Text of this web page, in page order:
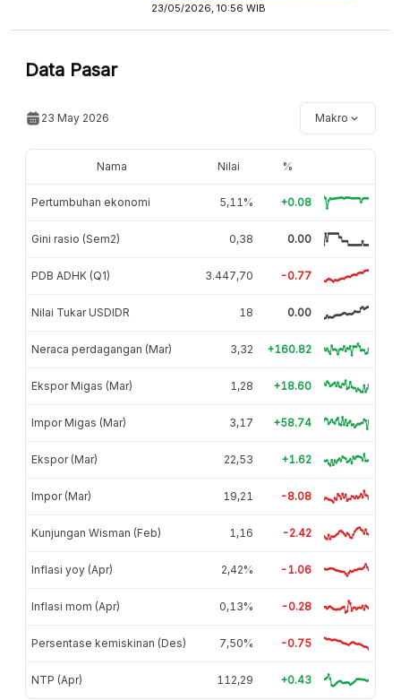
23/05/2026, 10:56 WIB
Data Pasar
23 May 2026 Makro
Nama Nilai %
Pertumbuhan ekonomi 5,11% +0.08
Gini rasio (Sem2) 0,38 0.00
PDB ADHK (Q1) 3.447,70 -0.77
Nilai Tukar USDIDR 18 0.00
Neraca perdagangan (Mar) 3,32 +160.82
Ekspor Migas (Mar) 1,28 +18.60
Impor Migas (Mar) 3,17 +58.74
Ekspor (Mar) 22,53 +1.62
Impor (Mar) 19,21 -8.08
Kunjungan Wisman (Feb) 1,16 -2.42
Inflasi yoy (Apr) 2,42% -1.06
Inflasi mom (Apr) 0,13% -0.28
Persentase kemiskinan (Des) 7,50% -0.75
NTP (Apr) 112,29 +0.43